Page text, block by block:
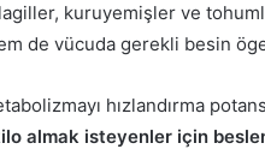
kuruyemişler ve
de vücuda gerekli besin
hızlandırma
almak isteyenler için